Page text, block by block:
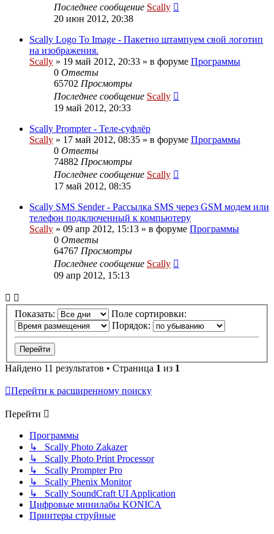
Последнее сообщение Scally
20 июн 2012, 20:38
Scally Logo To Image - Пакетно штампуем свой логотип
на изображения.
Scally » 19 май 2012, 20:33 » в форуме Программы
0 Ответы
65702 Просмотры
Последнее сообщение Scally
19 май 2012, 20:33
Scally Prompter - Теле-суфлёр
Scally » 17 май 2012, 08:35 » в форуме Программы
0 Ответы
74882 Просмотры
Последнее сообщение Scally
17 май 2012, 08:35
Scally SMS Sender - Рассылка SMS через GSM модем или
телефон подключенный к компьютеру
Scally » 09 апр 2012, 15:13 » в форуме Программы
0 Ответы
64767 Просмотры
Последнее сообщение Scally
09 апр 2012, 15:13
Показать:
Поле сортировки:
Порядок:
Найдено 11 результатов • Страница 1 из 1
Перейти к расширенному поиску
Перейти
Программы
↳ Scally Photo Zakazer
↳ Scally Photo Print Processor
↳ Scally Prompter Pro
↳ Scally Phenix Monitor
↳ Scally SoundCraft UI Application
Цифровые минилабы KONICA
Принтеры струйные